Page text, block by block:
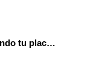
Mide datos en directo usando tu placa microbit y programando con MakeCode dos placas conectadas por radio